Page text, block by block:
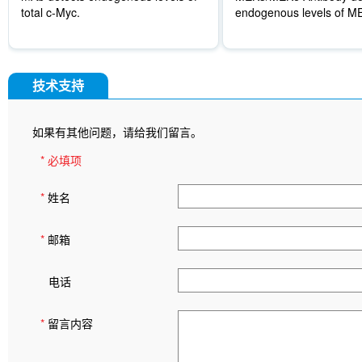
total c-Myc.
endogenous levels of
技术支持
如果有其他问题，请给我们留言。
* 必填项
* 姓名
* 邮箱
电话
* 留言内容